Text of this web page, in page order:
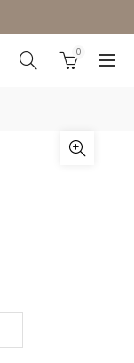
0